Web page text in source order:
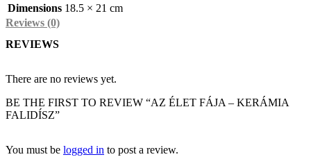
Dimensions 18.5 × 21 cm
Reviews (0)
REVIEWS
There are no reviews yet.
BE THE FIRST TO REVIEW “AZ ÉLET FÁJA – KERÁMIA
FALIDÍSZ”
You must be logged in to post a review.